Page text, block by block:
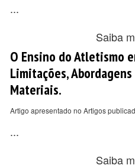
...
Saiba
O Ensino do Atletismo
Limitações,
Materiais.
Artigo apresentado no Artigos
...
Saiba